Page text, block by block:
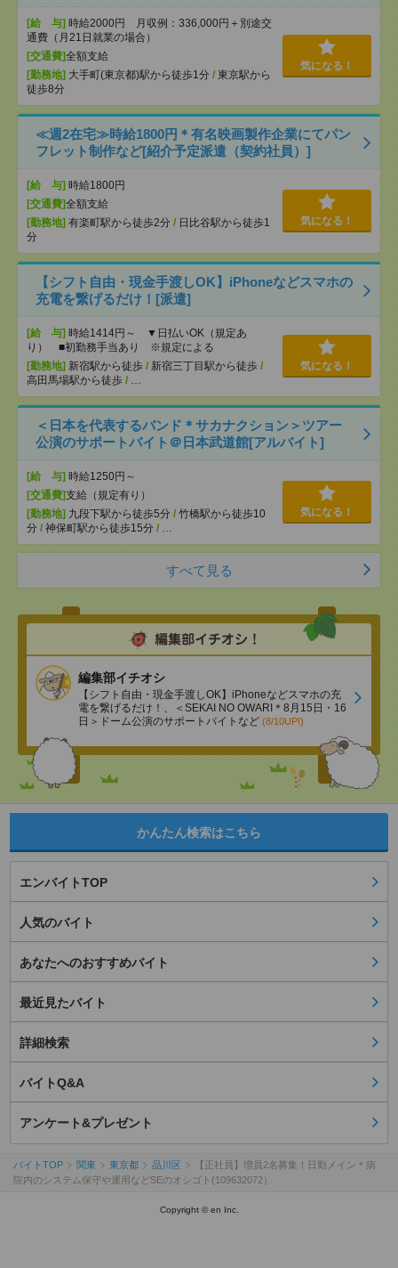
[給 与] 時給2000円 月収例：336,000円＋別途交
通費（月21日就業の場合）
[交通費]全額支給
[勤務地] 大手町(東京都)駅から徒歩1分 / 東京駅から
徒歩8分
気になる！
≪週2在宅≫時給1800円＊有名映画製作企業にてパン
フレット制作など[紹介予定派遣（契約社員）]
[給 与] 時給1800円
[交通費]全額支給
[勤務地] 有楽町駅から徒歩2分 / 日比谷駅から徒歩1
分
気になる！
【シフト自由・現金手渡しOK】iPhoneなどスマホの
充電を繋げるだけ！[派遣]
[給 与] 時給1414円～ ▼日払いOK（規定あ
り） ■初勤務手当あり ※規定による
[勤務地] 新宿駅から徒歩 / 新宿三丁目駅から徒歩 /
高田馬場駅から徒歩 / …
気になる！
＜日本を代表するバンド＊サカナクション＞ツアー
公演のサポートバイト＠日本武道館[アルバイト]
[給 与] 時給1250円～
[交通費]支給（規定有り）
[勤務地] 九段下駅から徒歩5分 / 竹橋駅から徒歩10
分 / 神保町駅から徒歩15分 / …
気になる！
すべて見る
編集部イチオシ
【シフト自由・現金手渡しOK】iPhoneなどスマホの充
電を繋げるだけ！、＜SEKAI NO OWARI＊8月15日・16
日＞ドーム公演のサポートバイトなど (8/10UP!)
かんたん検索はこちら
エンバイトTOP
人気のバイト
あなたへのおすすめバイト
最近見たバイト
詳細検索
バイトQ&A
アンケート&プレゼント
バイトTOP 関東 東京都 品川区
【正社員】増員2名募集！日勤メイン＊病
院内のシステム保守や運用などSEのオシゴト(109632072）
Copyright © en Inc.